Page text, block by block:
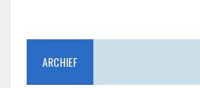
ARCHIEF